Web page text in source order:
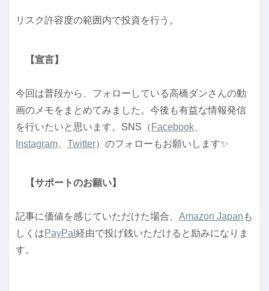
リスク許容度の範囲内で投資を行う。
【宣言】
今回は普段から、フォローしている高橋ダンさんの動
画のメモをまとめてみました。今後も有益な情報発信
を行いたいと思います。SNS（ Facebook
Instagram
Twitter）のフォローもお願いします✨
【サポートのお願い】
記事に価値を感じていただけた場合、 Amazon Japan も
しくはPayPal 経由で投げ銭いただけると励みになりま
す。